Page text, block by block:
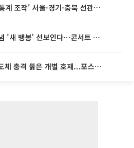
작' 서울·경기·충북 선관위 등 추가 압수수색
빅뱅, 20주년 기념 '새 뱅봉' 선보인다⋯콘서트 앞두고 팝업 개최
[증시키워드] 반도체 충격 뚫은 개별 호재...포스코퓨처엠·에코프로·한화솔루션 '눈길'